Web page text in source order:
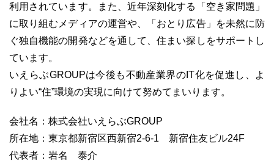
利用されています。また、近年深刻化する「空き家問題」
に取り組むメディアの運営や、「おとり広告」を未然に防
ぐ独自機能の開発などを通して、住まい探しをサポートし
ています。
いえらぶGROUPは今後も不動産業界のIT化を促進し、よ
りよい“住”環境の実現に向けて努めてまいります。
会社名：株式会社いえらぶGROUP
所在地：東京都新宿区西新宿2-6-1 新宿住友ビル24F
代表者：岩名 泰介